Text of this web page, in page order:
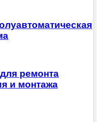
ремонта
и монтажа